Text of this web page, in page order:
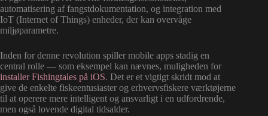
automatisering af fangstdokumentation, og integration med
IoT (Internet of Things) enheder, der kan overvåge
miljøparametre.
Inden for denne revolution spiller mobile apps stadig en
central rolle — som eksempel kan nævnes, muligheden for
installer Fishingtales på iOS. Det er et vigtigt skridt mod at
give de enkelte fiskeentusiaster og erhvervsfiskere værktøjerne
til at operere mere intelligent og ansvarligt i en udfordrende,
men også lovende digital tidsalder.